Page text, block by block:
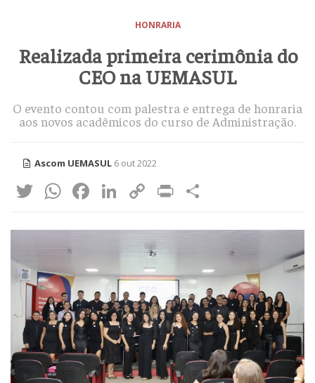
HONRARIA
Realizada primeira cerimônia do
CEO na UEMASUL
O evento contou com palestra e entrega de honraria
aos novos acadêmicos do curso de Administração.
Ascom UEMASUL 6 out 2022
Twitter
WhatsApp
Facebook
LinkedIn
CopyPrint